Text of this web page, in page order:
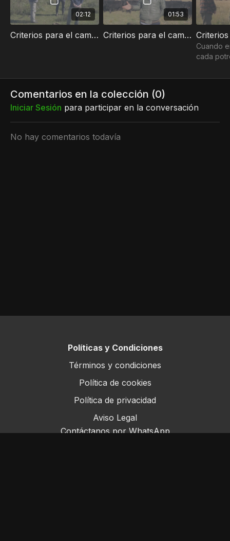
02:12
Criterios para el cambio de parcela | El Charabón
01:53
Criterios para el cambio de parcela | Doña Emilia
Cuando
cada
Comentarios en la colección (0)
Iniciar Sesión para participar en la conversación
No hay comentarios todavía
Políticas y Condiciones
Términos y condiciones
Política de cookies
Política de privacidad
Aviso Legal
Contáctanos por WhatsApp